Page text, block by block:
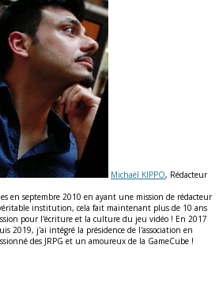
Michaël KIPPO, Rédacteur
en septembre 2010 en ayant une mission de rédacteur
institution, cela fait maintenant plus de 10 ans
pour l'écriture et la culture du jeu vidéo ! En 2017
2019, j'ai intégré la présidence de l'association en
des JRPG et un amoureux de la GameCube !